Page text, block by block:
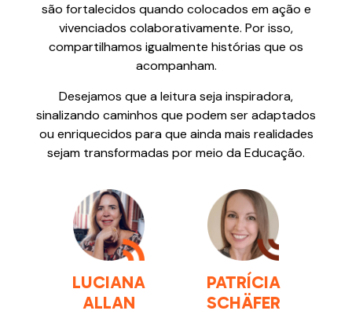
são fortalecidos quando colocados em ação e
vivenciados colaborativamente. Por isso,
compartilhamos igualmente histórias que os
acompanham.
Desejamos que a leitura seja inspiradora,
sinalizando caminhos que podem ser adaptados
ou enriquecidos para que ainda mais realidades
sejam transformadas por meio da Educação.
LUCIANA
ALLAN
PATRÍCIA
SCHÄFER